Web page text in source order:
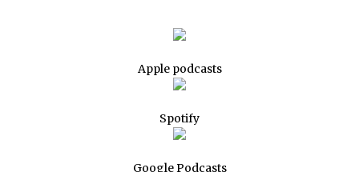
Apple podcasts
Spotify
Google Podcasts